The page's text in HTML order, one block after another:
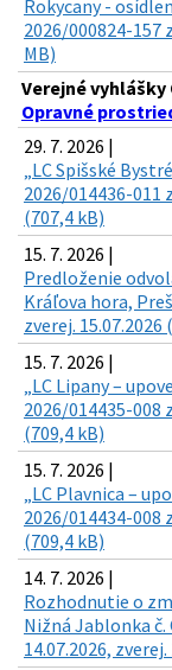
Rokycany -
2026/000824-157
MB)
Verejné
Opravné
29. 7. 2026 |
„LC Spišské
2026/014436-011
(707,4 kB)
15. 7. 2026 |
Predloženie
Kráľova hora,
zverej. 15.07.2026
15. 7. 2026 |
„LC Lipany –
2026/014435-008
(709,4 kB)
15. 7. 2026 |
„LC Plavnica –
2026/014434-008
(709,4 kB)
14. 7. 2026 |
Rozhodnutie o
Nižná Jablonka č.
14.07.2026,